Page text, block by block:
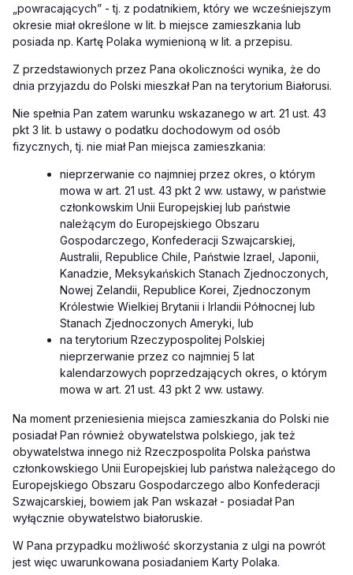
„powracających” - tj. z podatnikiem, który we wcześniejszym
okresie miał określone w lit. b miejsce zamieszkania lub
posiada np. Kartę Polaka wymienioną w lit. a przepisu.
Z przedstawionych przez Pana okoliczności wynika, że do
dnia przyjazdu do Polski mieszkał Pan na terytorium Białorusi.
Nie spełnia Pan zatem warunku wskazanego w art. 21 ust. 43
pkt 3 lit. b ustawy o podatku dochodowym od osób
fizycznych, tj. nie miał Pan miejsca zamieszkania:
nieprzerwanie co najmniej przez okres, o którym
mowa w art. 21 ust. 43 pkt 2 ww. ustawy, w państwie
członkowskim Unii Europejskiej lub państwie
należącym do Europejskiego Obszaru
Gospodarczego, Konfederacji Szwajcarskiej,
Australii, Republice Chile, Państwie Izrael, Japonii,
Kanadzie, Meksykańskich Stanach Zjednoczonych,
Nowej Zelandii, Republice Korei, Zjednoczonym
Królestwie Wielkiej Brytanii i Irlandii Północnej lub
Stanach Zjednoczonych Ameryki, lub
na terytorium Rzeczypospolitej Polskiej
nieprzerwanie przez co najmniej 5 lat
kalendarzowych poprzedzających okres, o którym
mowa w art. 21 ust. 43 pkt 2 ww. ustawy.
Na moment przeniesienia miejsca zamieszkania do Polski nie
posiadał Pan również obywatelstwa polskiego, jak też
obywatelstwa innego niż Rzeczpospolita Polska państwa
członkowskiego Unii Europejskiej lub państwa należącego do
Europejskiego Obszaru Gospodarczego albo Konfederacji
Szwajcarskiej, bowiem jak Pan wskazał - posiadał Pan
wyłącznie obywatelstwo białoruskie.
W Pana przypadku możliwość skorzystania z ulgi na powrót
jest więc uwarunkowana posiadaniem Karty Polaka.